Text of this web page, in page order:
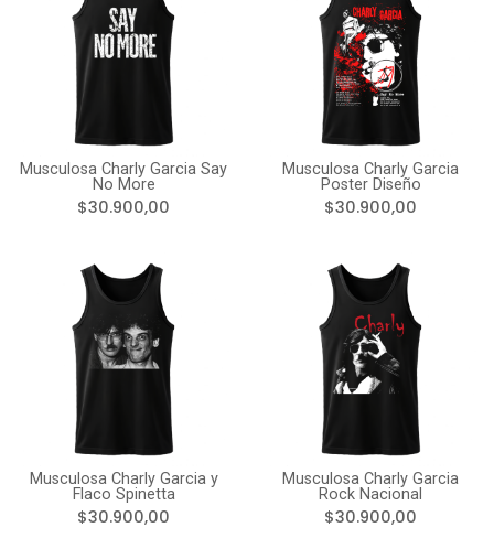
Musculosa Charly Garcia Say
No More
$30.900,00
Musculosa Charly Garcia
Poster Diseño
$30.900,00
Musculosa Charly Garcia y
Flaco Spinetta
$30.900,00
Musculosa Charly Garcia
Rock Nacional
$30.900,00